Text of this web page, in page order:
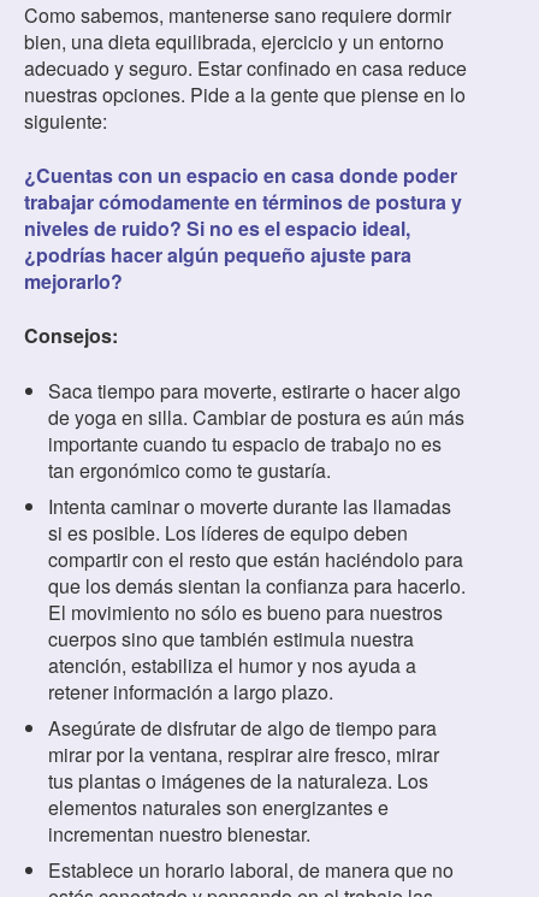
Como sabemos, mantenerse sano requiere dormir
bien, una dieta equilibrada, ejercicio y un entorno
adecuado y seguro. Estar confinado en casa reduce
nuestras opciones. Pide a la gente que piense en lo
siguiente:
¿Cuentas con un espacio en casa donde poder
trabajar cómodamente en términos de postura y
niveles de ruido? Si no es el espacio ideal,
¿podrías hacer algún pequeño ajuste para
mejorarlo?
Consejos:
Saca tiempo para moverte, estirarte o hacer algo
de yoga en silla. Cambiar de postura es aún más
importante cuando tu espacio de trabajo no es
tan ergonómico como te gustaría.
Intenta caminar o moverte durante las llamadas
si es posible. Los líderes de equipo deben
compartir con el resto que están haciéndolo para
que los demás sientan la confianza para hacerlo.
El movimiento no sólo es bueno para nuestros
cuerpos sino que también estimula nuestra
atención, estabiliza el humor y nos ayuda a
retener información a largo plazo.
Asegúrate de disfrutar de algo de tiempo para
mirar por la ventana, respirar aire fresco, mirar
tus plantas o imágenes de la naturaleza. Los
elementos naturales son energizantes e
incrementan nuestro bienestar.
Establece un horario laboral, de manera que no